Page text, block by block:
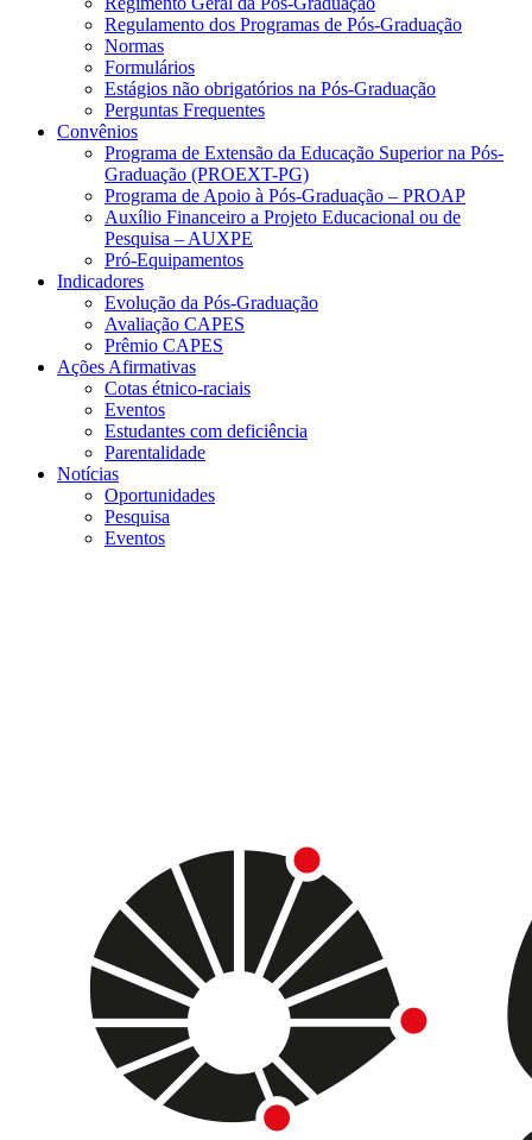
Regulamento dos Programas de Pós-Graduação
Normas
Formulários
Estágios não obrigatórios na Pós-Graduação
Perguntas Frequentes
Convênios
Programa de Extensão da Educação Superior na Pós-
Graduação (PROEXT-PG)
Programa de Apoio à Pós-Graduação – PROAP
Auxílio Financeiro a Projeto Educacional ou de
Pesquisa – AUXPE
Pró-Equipamentos
Indicadores
Evolução da Pós-Graduação
Avaliação CAPES
Prêmio CAPES
Ações Afirmativas
Cotas étnico-raciais
Eventos
Estudantes com deficiência
Parentalidade
Notícias
Oportunidades
Pesquisa
Eventos